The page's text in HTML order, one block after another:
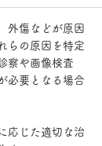
外傷などが原因
らの原因を特定
察や画像検査
必要となる場合
応じた適切な治